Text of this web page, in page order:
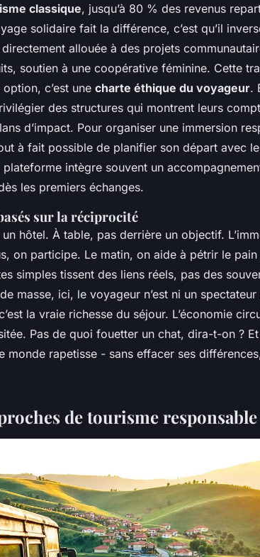
classique, jusqu’à 80 % des revenus
solidaire fait la différence, c’est qu’il
allouée à des projets
soutien à une coopérative féminine. Cette
c’est une charte éthique du voyageur.
des structures qui montrent leurs
d’impact. Pour organiser une immersion
à fait possible de planifier son départ avec
intègre souvent un
les premiers échanges.
sur la réciprocité
hôtel. À table, pas derrière un objectif.
on participe. Le matin, on aide à pétrir le pain
simples tissent des liens réels, pas des
masse, ici, le voyageur n’est ni un
la vraie richesse du séjour. L’économie
Pas de quoi fouetter un chat, dira-t-on ? Et
monde rapetisse - sans effacer ses
de tourisme responsable